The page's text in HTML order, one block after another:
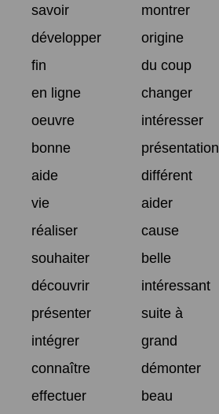
savoir
montrer
développer
origine
fin
du coup
en ligne
changer
oeuvre
intéresser
bonne
présentation
aide
différent
vie
aider
réaliser
cause
souhaiter
belle
découvrir
intéressant
présenter
suite à
intégrer
grand
connaître
démonter
effectuer
beau